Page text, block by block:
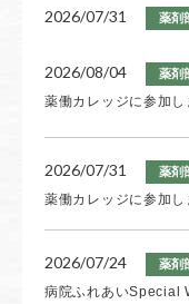
2026/07/31 薬剤
2026/07/26 栄養
JSPEN近畿地方会に
2026/07/25 栄養
JADEC年次学術集会
2026/07/24 薬剤
2026/08/04 薬剤
薬働カレッジに参加し
2026/07/31 薬剤
薬働カレッジに参加し
2026/07/24 薬剤
病院ふれあいSpecial